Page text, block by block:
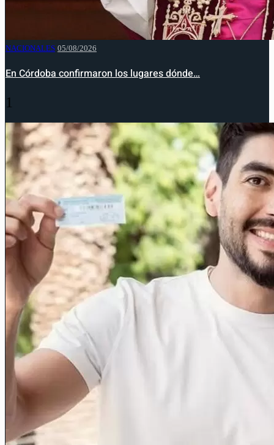
NACIONALES 05/08/2026
En Córdoba confirmaron los lugares dónde…
1